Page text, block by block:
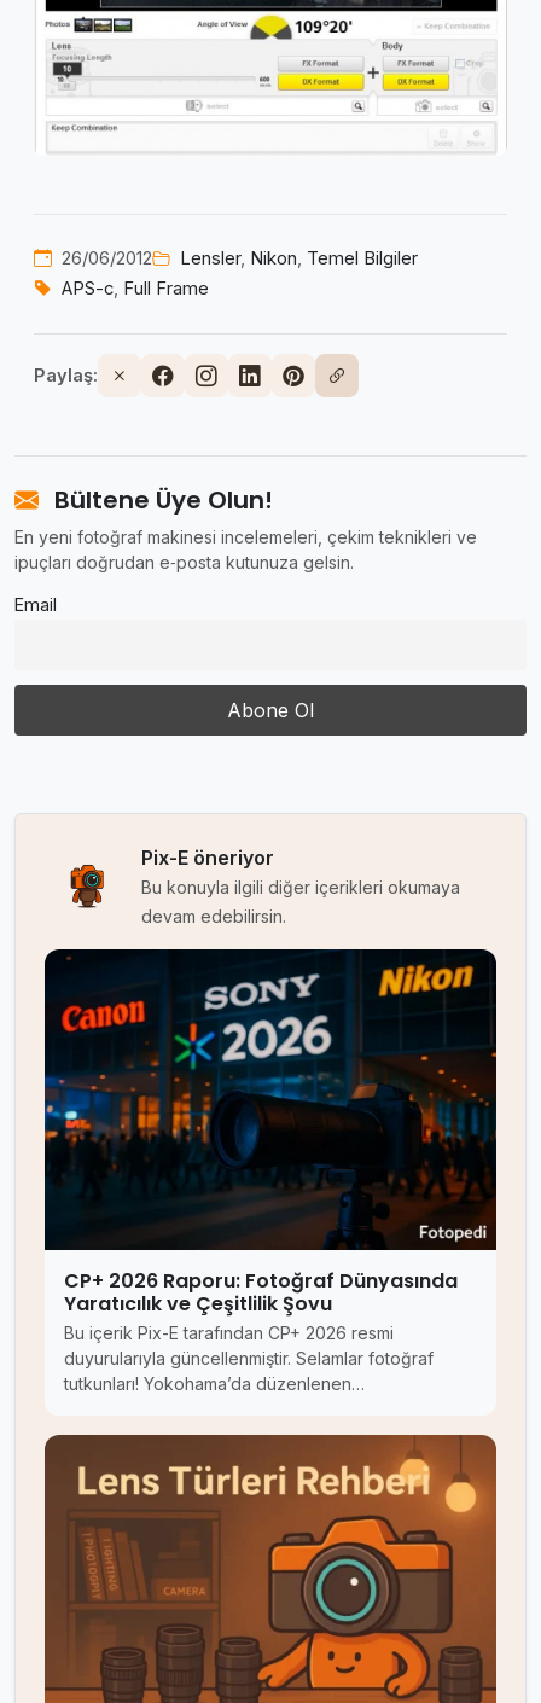
26/06/2012 Lensler, Nikon, Temel Bilgiler
APS-c, Full Frame
Paylaş:
Bültene Üye Olun!
En yeni fotoğraf makinesi incelemeleri, çekim teknikleri ve
ipuçları doğrudan e‑posta kutunuza gelsin.
Email
Pix-E öneriyor
Bu konuyla ilgili diğer içerikleri okumaya
devam edebilirsin.
CP+ 2026 Raporu: Fotoğraf Dünyasında
Yaratıcılık ve Çeşitlilik Şovu
Bu içerik Pix-E tarafından CP+ 2026 resmi
duyurularıyla güncellenmiştir. Selamlar fotoğraf
tutkunları! Yokohama’da düzenlenen…